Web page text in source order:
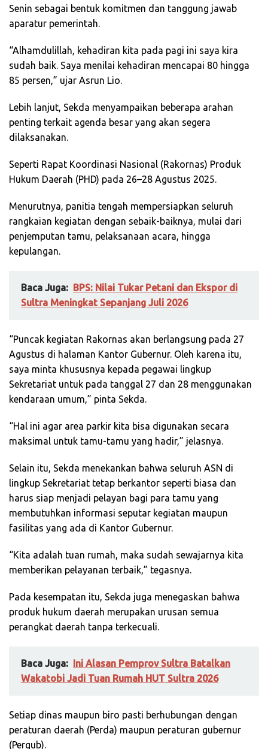
Senin sebagai bentuk komitmen dan tanggung jawab
aparatur pemerintah.
“Alhamdulillah, kehadiran kita pada pagi ini saya kira
sudah baik. Saya menilai kehadiran mencapai 80 hingga
85 persen,” ujar Asrun Lio.
Lebih lanjut, Sekda menyampaikan beberapa arahan
penting terkait agenda besar yang akan segera
dilaksanakan.
Seperti Rapat Koordinasi Nasional (Rakornas) Produk
Hukum Daerah (PHD) pada 26–28 Agustus 2025.
Menurutnya, panitia tengah mempersiapkan seluruh
rangkaian kegiatan dengan sebaik-baiknya, mulai dari
penjemputan tamu, pelaksanaan acara, hingga
kepulangan.
Baca Juga:
BPS: Nilai Tukar Petani dan Ekspor di
Sultra Meningkat Sepanjang Juli 2026
“Puncak kegiatan Rakornas akan berlangsung pada 27
Agustus di halaman Kantor Gubernur. Oleh karena itu,
saya minta khususnya kepada pegawai lingkup
Sekretariat untuk pada tanggal 27 dan 28 menggunakan
kendaraan umum,” pinta Sekda.
“Hal ini agar area parkir kita bisa digunakan secara
maksimal untuk tamu-tamu yang hadir,” jelasnya.
Selain itu, Sekda menekankan bahwa seluruh ASN di
lingkup Sekretariat tetap berkantor seperti biasa dan
harus siap menjadi pelayan bagi para tamu yang
membutuhkan informasi seputar kegiatan maupun
fasilitas yang ada di Kantor Gubernur.
“Kita adalah tuan rumah, maka sudah sewajarnya kita
memberikan pelayanan terbaik,” tegasnya.
Pada kesempatan itu, Sekda juga menegaskan bahwa
produk hukum daerah merupakan urusan semua
perangkat daerah tanpa terkecuali.
Baca Juga:
Ini Alasan Pemprov Sultra Batalkan
Wakatobi Jadi Tuan Rumah HUT Sultra 2026
Setiap dinas maupun biro pasti berhubungan dengan
peraturan daerah (Perda) maupun peraturan gubernur
(Pergub).